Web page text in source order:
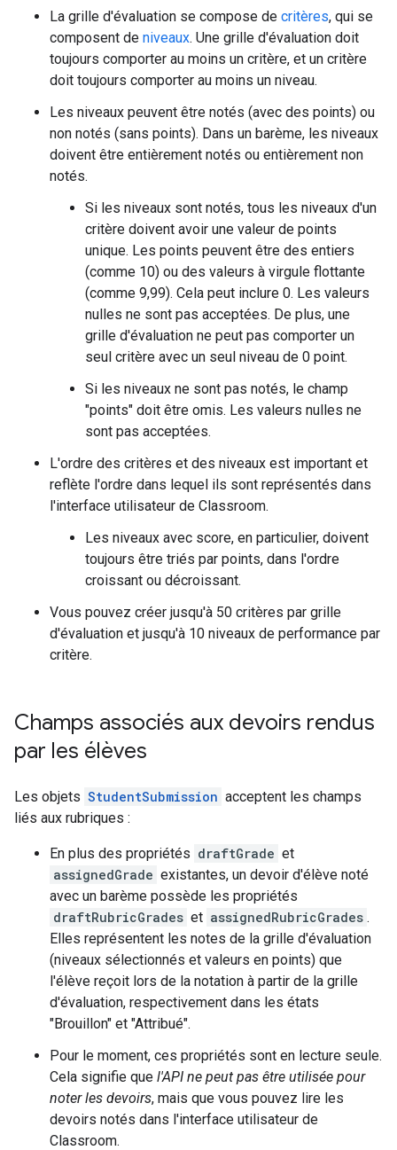
La grille d'évaluation se compose de critères, qui se
composent de niveaux. Une grille d'évaluation doit
toujours comporter au moins un critère, et un critère
doit toujours comporter au moins un niveau.
Les niveaux peuvent être notés (avec des points) ou
non notés (sans points). Dans un barème, les niveaux
doivent être entièrement notés ou entièrement non
notés.
Si les niveaux sont notés, tous les niveaux d'un
critère doivent avoir une valeur de points
unique. Les points peuvent être des entiers
(comme 10) ou des valeurs à virgule flottante
(comme 9,99). Cela peut inclure 0. Les valeurs
nulles ne sont pas acceptées. De plus, une
grille d'évaluation ne peut pas comporter un
seul critère avec un seul niveau de 0 point.
Si les niveaux ne sont pas notés, le champ
"points" doit être omis. Les valeurs nulles ne
sont pas acceptées.
L'ordre des critères et des niveaux est important et
reflète l'ordre dans lequel ils sont représentés dans
l'interface utilisateur de Classroom.
Les niveaux avec score, en particulier, doivent
toujours être triés par points, dans l'ordre
croissant ou décroissant.
Vous pouvez créer jusqu'à 50 critères par grille
d'évaluation et jusqu'à 10 niveaux de performance par
critère.
Champs associés aux devoirs rendus
par les élèves
Les objets StudentSubmission acceptent les champs
liés aux rubriques :
En plus des propriétés draftGrade et
assignedGrade existantes, un devoir d'élève noté
avec un barème possède les propriétés
draftRubricGrades et assignedRubricGrades .
Elles représentent les notes de la grille d'évaluation
(niveaux sélectionnés et valeurs en points) que
l'élève reçoit lors de la notation à partir de la grille
d'évaluation, respectivement dans les états
"Brouillon" et "Attribué".
Pour le moment, ces propriétés sont en lecture seule.
Cela signifie que l'API ne peut pas être utilisée pour
noter les devoirs, mais que vous pouvez lire les
devoirs notés dans l'interface utilisateur de
Classroom.